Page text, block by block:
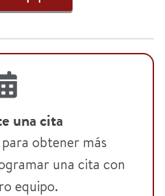
una cita
obtener más
una cita con
equipo.